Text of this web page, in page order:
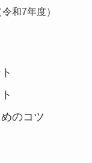
和7年度）
のコツ